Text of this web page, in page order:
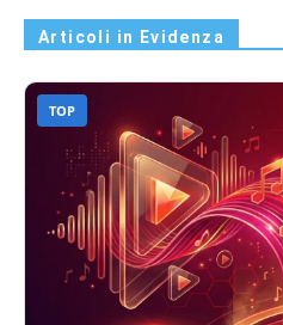
Articoli in Evidenza
TOP